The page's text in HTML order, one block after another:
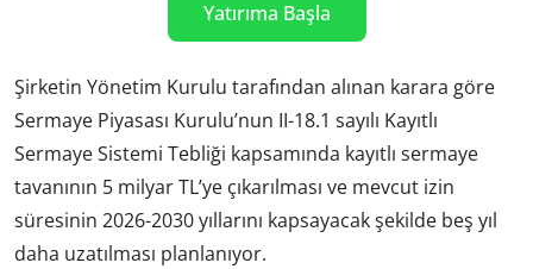
Yatırıma Başla
Şirketin Yönetim Kurulu tarafından alınan karara göre
Sermaye Piyasası Kurulu’nun II-18.1 sayılı Kayıtlı
Sermaye Sistemi Tebliği kapsamında kayıtlı sermaye
tavanının 5 milyar TL’ye çıkarılması ve mevcut izin
süresinin 2026-2030 yıllarını kapsayacak şekilde beş yıl
daha uzatılması planlanıyor.